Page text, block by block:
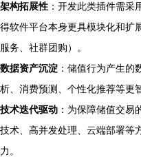
架构拓展性 ：开发此类插件需采
得软件平台本身更具模块化和扩
服务、社群团购）。
数据资产沉淀 ：储值行为产生
析、消费预测、个性化推荐等更
技术迭代驱动 ：为保障储值交
技术、高并发处理、云端部署等
力。